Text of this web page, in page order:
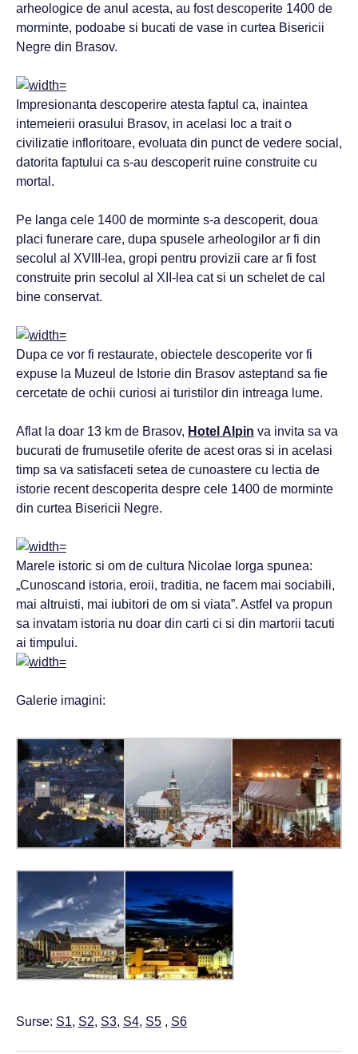
arheologice de anul acesta, au fost descoperite 1400 de
morminte, podoabe si bucati de vase in curtea Bisericii
Negre din Brasov.
Impresionanta descoperire atesta faptul ca, inaintea
intemeierii orasului Brasov, in acelasi loc a trait o
civilizatie infloritoare, evoluata din punct de vedere social,
datorita faptului ca s-au descoperit ruine construite cu
mortal.
Pe langa cele 1400 de morminte s-a descoperit, doua
placi funerare care, dupa spusele arheologilor ar fi din
secolul al XVIII-lea, gropi pentru provizii care ar fi fost
construite prin secolul al XII-lea cat si un schelet de cal
bine conservat.
Dupa ce vor fi restaurate, obiectele descoperite vor fi
expuse la Muzeul de Istorie din Brasov asteptand sa fie
cercetate de ochii curiosi ai turistilor din intreaga lume.
Aflat la doar 13 km de Brasov, Hotel Alpin va invita sa va
bucurati de frumusetile oferite de acest oras si in acelasi
timp sa va satisfaceti setea de cunoastere cu lectia de
istorie recent descoperita despre cele 1400 de morminte
din curtea Bisericii Negre.
Marele istoric si om de cultura Nicolae Iorga spunea:
„Cunoscand istoria, eroii, traditia, ne facem mai sociabili,
mai altruisti, mai iubitori de om si viata”. Astfel va propun
sa invatam istoria nu doar din carti ci si din martorii tacuti
ai timpului.
Galerie imagini:
Surse: S1, S2, S3, S4, S5 , S6